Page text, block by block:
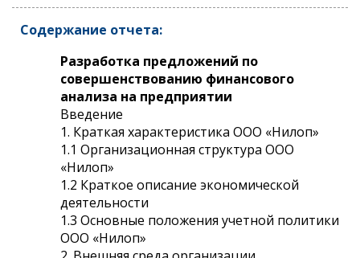
Содержание отчета:
Разработка предложений по
совершенствованию финансового
анализа на предприятии
Введение
1. Краткая характеристика ООО «Нилоп»
1.1 Организационная структура ООО
«Нилоп»
1.2 Краткое описание экономической
деятельности
1.3 Основные положения учетной политики
ООО «Нилоп»